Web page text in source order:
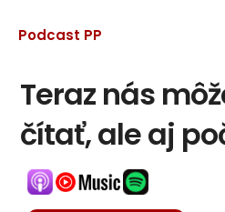
Podcast PP
Teraz nás
čítať, ale aj